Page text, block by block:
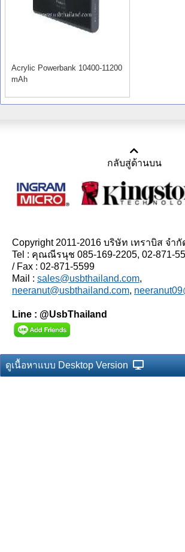
Acrylic Powerbank 10400-11200
mAh
กลับสู่ด้านบน
Copyright 2011-2016 บริษัท เทราบิส จำกั
Tel : คุณณีรนุช 085-169-2205, 02-871-
/ Fax : 02-871-5599
Mail : sales@usbthailand.com,
neeranut@usbthailand.com,
Line : @UsbThailand
ดูเนื้อหาแบบ Desktop Version